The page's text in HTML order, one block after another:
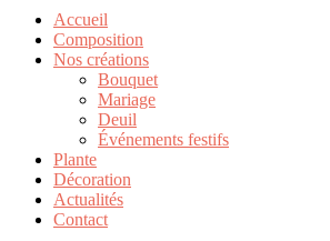
Accueil
Composition
Nos créations
Bouquet
Mariage
Deuil
Événements festifs
Plante
Décoration
Actualités
Contact